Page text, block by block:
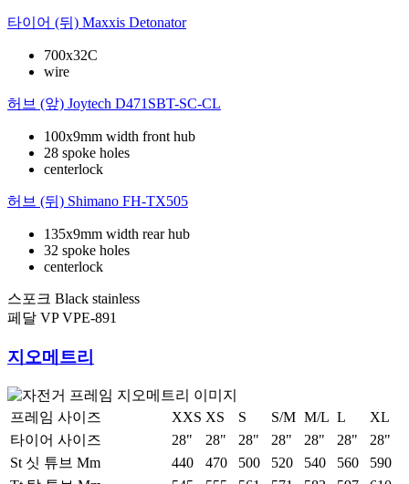
타이어 (뒤) Maxxis Detonator
700x32C
wire
허브 (앞) Joytech D471SBT-SC-CL
100x9mm width front hub
28 spoke holes
centerlock
허브 (뒤) Shimano FH-TX505
135x9mm width rear hub
32 spoke holes
centerlock
스포크 Black stainless
페달 VP VPE-891
지오메트리
프레임 사이즈 XXS XS S S/M M/L L
XL
타이어 사이즈
28" 28" 28" 28" 28" 28"
28"
St 싯 튜브 Mm
440 470 500 520 540 560
590